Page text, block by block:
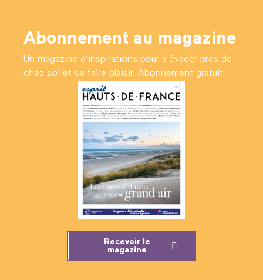
Abonnement au magazine
Un magazine d’inspirations pour s'évader près de
chez soi et se faire plaisir. Abonnement gratuit.
Recevoir le
magazine